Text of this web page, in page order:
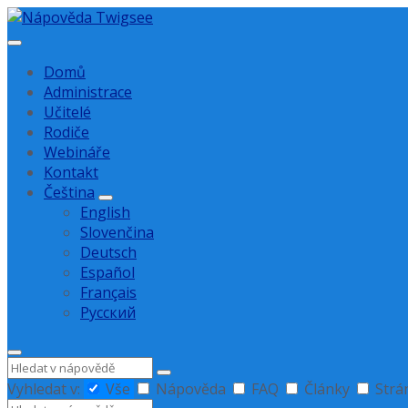
Přejít
na
Přejít
na
navigaci
Přejít
na
Domů
Administrace
Učitelé
Rodiče
Webináře
Kontakt
Čeština
English
Slovenčina
Deutsch
Español
Français
Русский
Hledat
Vyhledat v:
Vše Nápověda FAQ Články